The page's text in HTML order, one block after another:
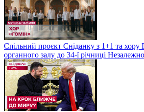
Спільний проєкт Сніданку з 1+1 та хору
органного залу до 34-ї річниці